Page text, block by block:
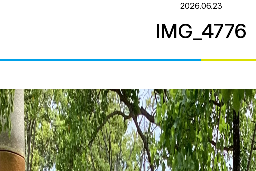
2026.06.23
IMG_4776